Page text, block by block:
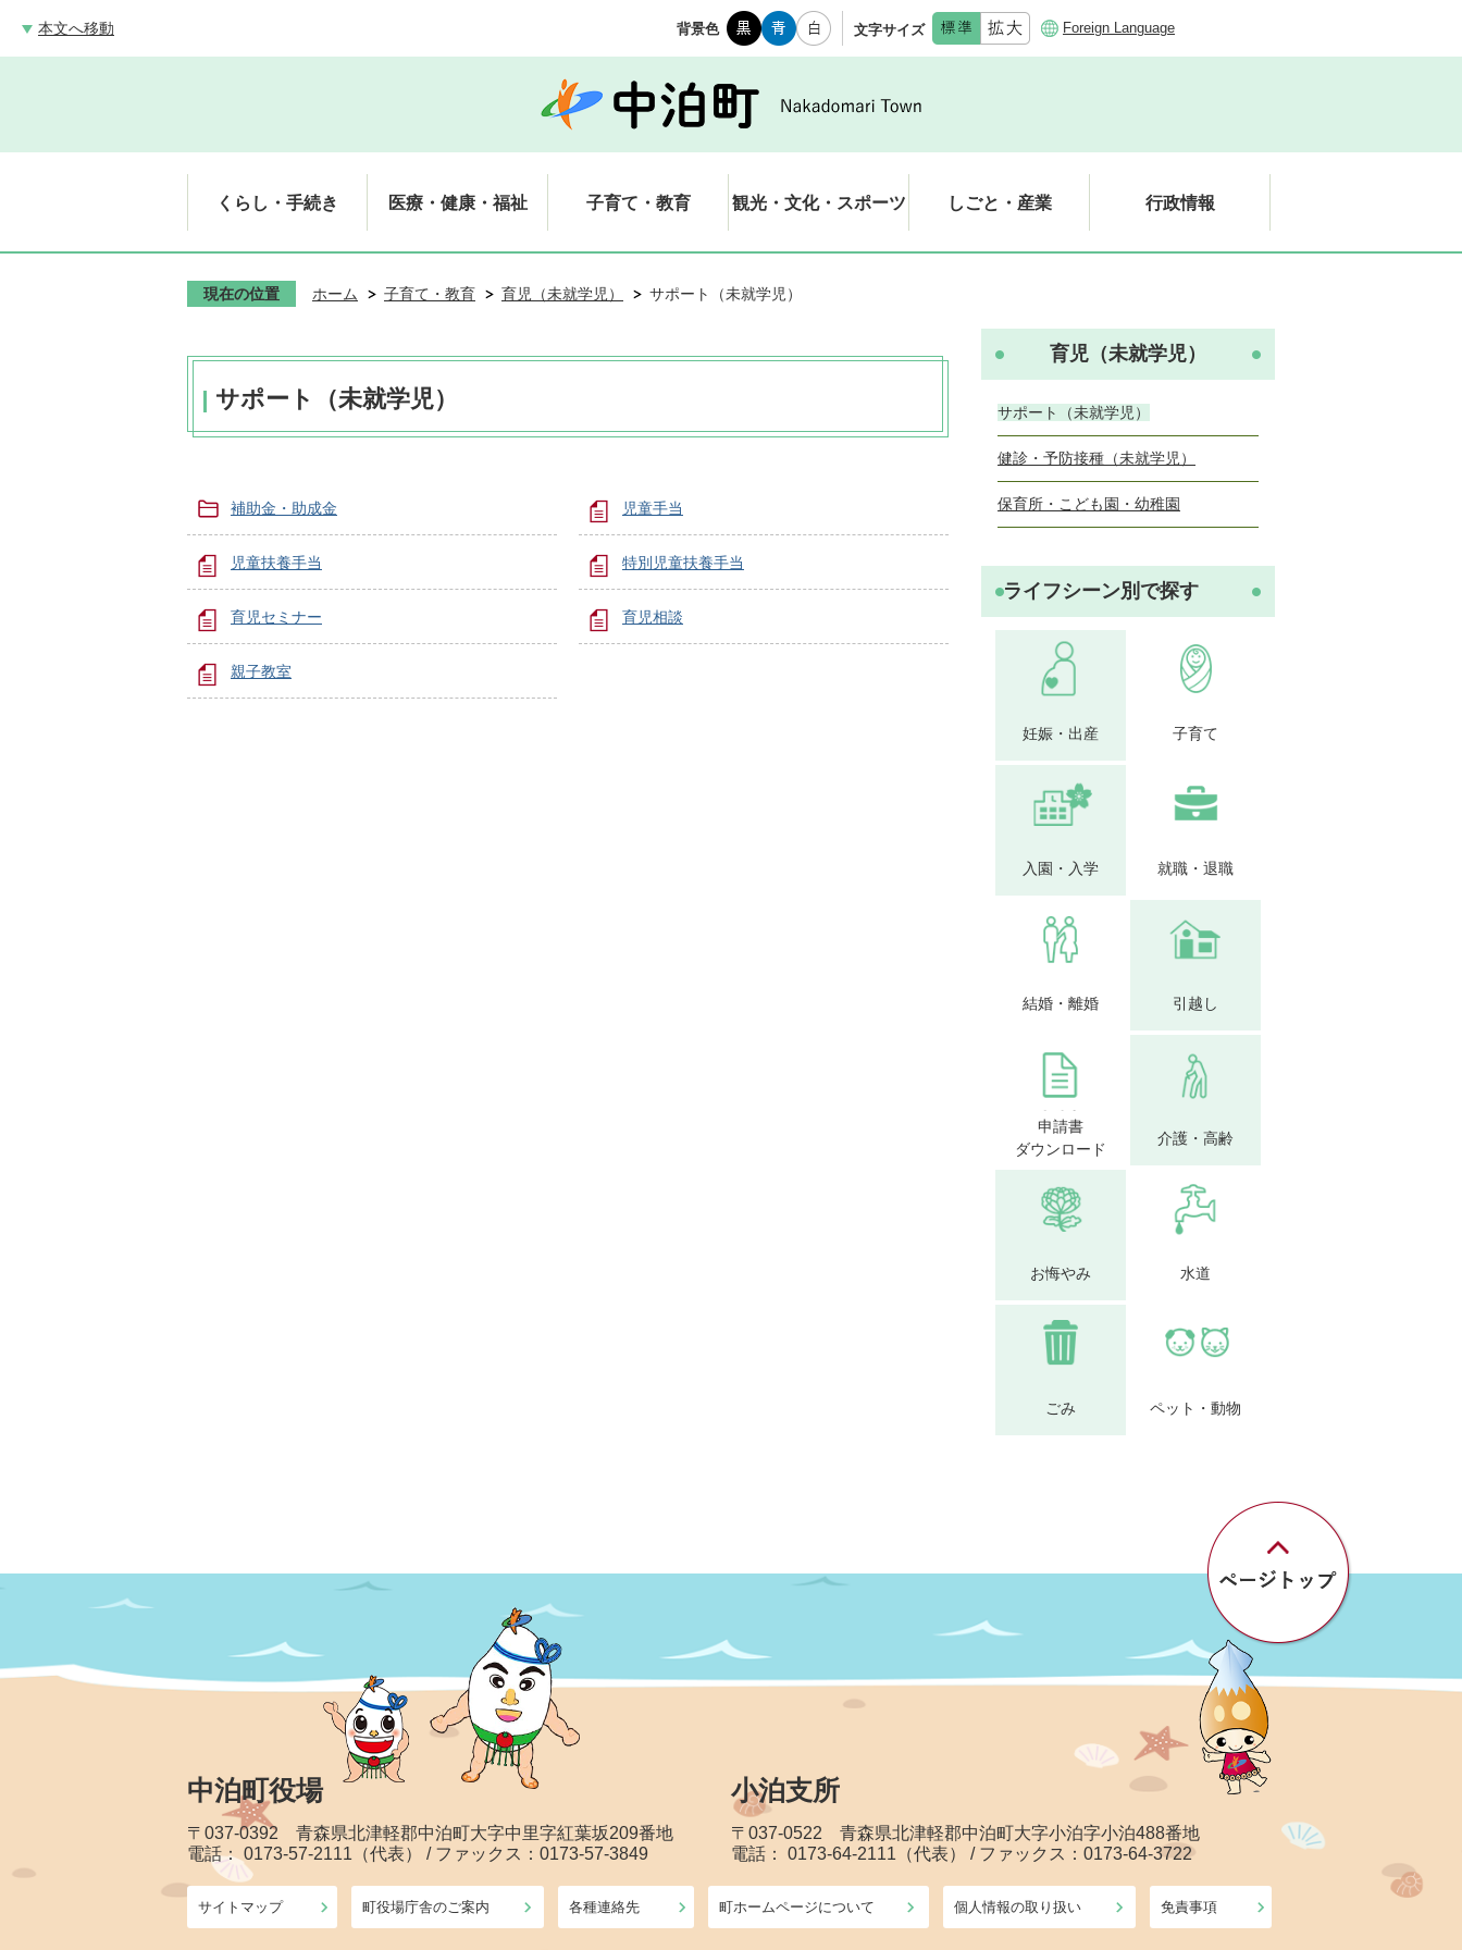
本文へ移動 背景色 文字サイズ Foreign Language
くらし・手続き 医療・健康・福祉 子育て・教育 観光・文化・スポーツ しごと・産業 行政情報
現在の位置 ホーム 子育て・教育 育児（未就学児） サポート（未就学児）
サポート（未就学児）
補助金・助成金 児童手当
児童扶養手当 特別児童扶養手当
育児セミナー 育児相談
親子教室
育児（未就学児）
サポート（未就学児）
健診・予防接種（未就学児）
保育所・こども園・幼稚園
ライフシーン別で探す
妊娠・出産 子育て
入園・入学 就職・退職
結婚・離婚 引越し
申請書
ダウンロード
介護・高齢
お悔やみ 水道
ごみ ペット・動物
中泊町役場
〒037-0392 青森県北津軽郡中泊町大字中里字紅葉坂209番地
電話： 0173-57-2111（代表） / ファックス：0173-57-3849
小泊支所
〒037-0522 青森県北津軽郡中泊町大字小泊字小泊488番地
電話： 0173-64-2111（代表） / ファックス：0173-64-3722
サイトマップ 町役場庁舎のご案内 各種連絡先 町ホームページについて 個人情報の取り扱い 免責事項